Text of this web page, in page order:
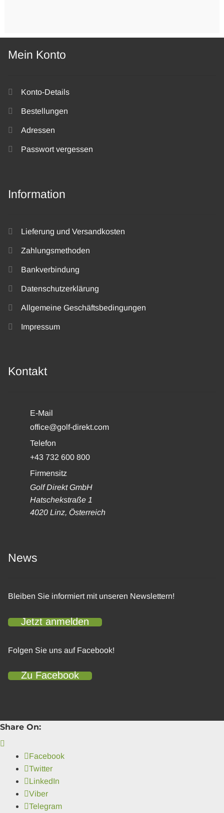
Mein Konto
Konto-Details
Bestellungen
Adressen
Passwort vergessen
Information
Lieferung und Versandkosten
Zahlungsmethoden
Bankverbindung
Datenschutzerklärung
Allgemeine Geschäftsbedingungen
Impressum
Kontakt
E-Mail
office@golf-direkt.com
Telefon
+43 732 600 800
Firmensitz
Golf Direkt GmbH
Hatschekstraße 1
4020 Linz, Österreich
News
Bleiben Sie informiert mit unseren Newslettern!
Jetzt anmelden
Folgen Sie uns auf Facebook!
Zu Facebook
Share On:
Facebook
Twitter
LinkedIn
Viber
Telegram